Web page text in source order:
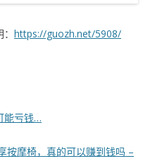
https://guozh.net/5908/
能亏钱…
按摩椅，真的可以赚到钱吗 –